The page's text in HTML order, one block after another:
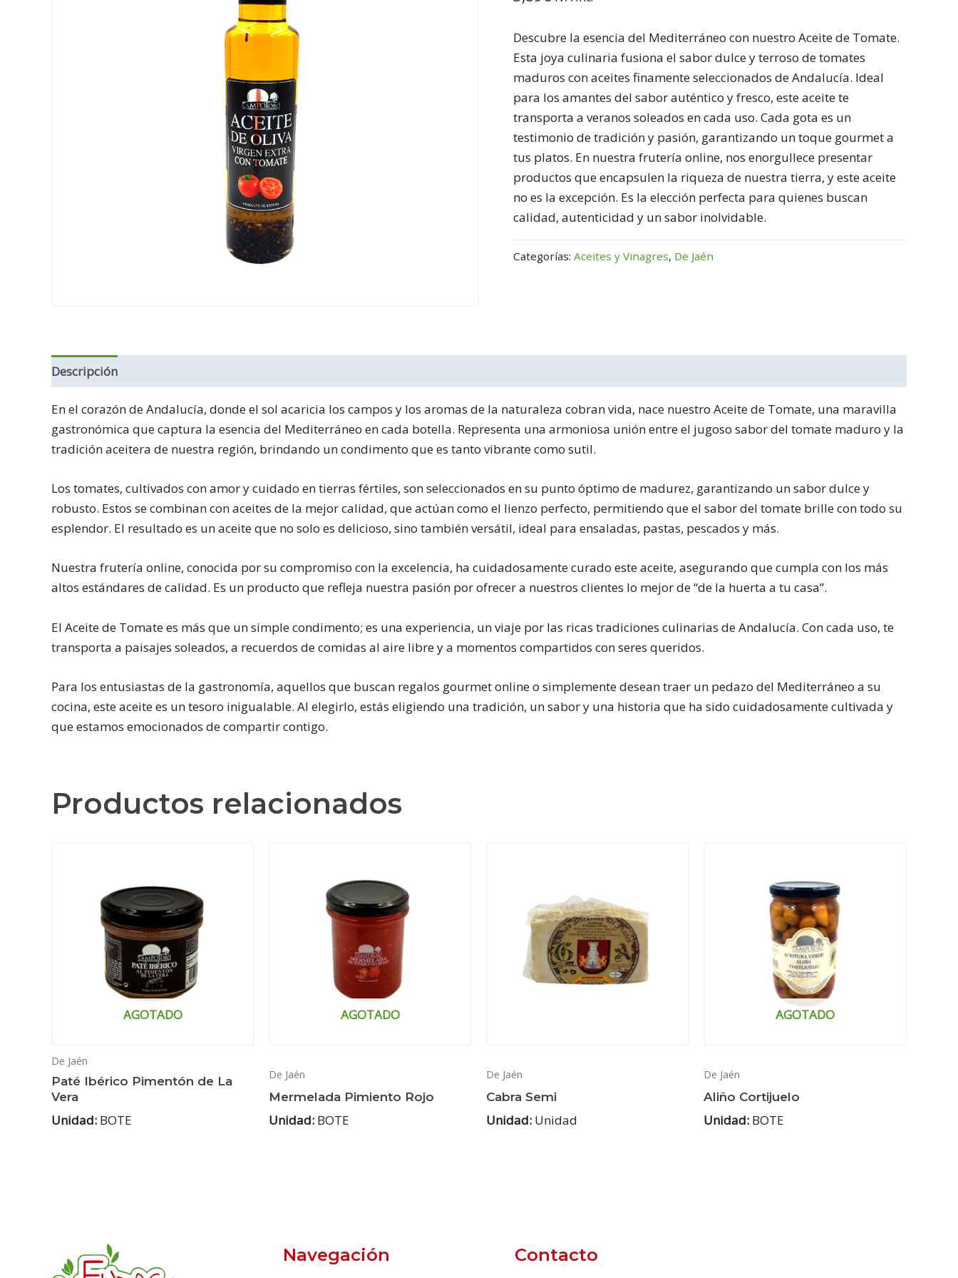
Descubre la esencia del Mediterráneo con nuestro Aceite de Tomate.
Esta joya culinaria fusiona el sabor dulce y terroso de tomates
maduros con aceites finamente seleccionados de Andalucía. Ideal
para los amantes del sabor auténtico y fresco, este aceite te
transporta a veranos soleados en cada uso. Cada gota es un
testimonio de tradición y pasión, garantizando un toque gourmet a
tus platos. En nuestra frutería online, nos enorgullece presentar
productos que encapsulen la riqueza de nuestra tierra, y este aceite
no es la excepción. Es la elección perfecta para quienes buscan
calidad, autenticidad y un sabor inolvidable.
Categorías: Aceites y Vinagres, De Jaén
Descripción
En el corazón de Andalucía, donde el sol acaricia los campos y los aromas de la naturaleza cobran vida, nace nuestro Aceite de Tomate, una maravilla
gastronómica que captura la esencia del Mediterráneo en cada botella. Representa una armoniosa unión entre el jugoso sabor del tomate maduro y la
tradición aceitera de nuestra región, brindando un condimento que es tanto vibrante como sutil.
Los tomates, cultivados con amor y cuidado en tierras fértiles, son seleccionados en su punto óptimo de madurez, garantizando un sabor dulce y
robusto. Estos se combinan con aceites de la mejor calidad, que actúan como el lienzo perfecto, permitiendo que el sabor del tomate brille con todo su
esplendor. El resultado es un aceite que no solo es delicioso, sino también versátil, ideal para ensaladas, pastas, pescados y más.
Nuestra frutería online, conocida por su compromiso con la excelencia, ha cuidadosamente curado este aceite, asegurando que cumpla con los más
altos estándares de calidad. Es un producto que refleja nuestra pasión por ofrecer a nuestros clientes lo mejor de “de la huerta a tu casa”.
El Aceite de Tomate es más que un simple condimento; es una experiencia, un viaje por las ricas tradiciones culinarias de Andalucía. Con cada uso, te
transporta a paisajes soleados, a recuerdos de comidas al aire libre y a momentos compartidos con seres queridos.
Para los entusiastas de la gastronomía, aquellos que buscan regalos gourmet online o simplemente desean traer un pedazo del Mediterráneo a su
cocina, este aceite es un tesoro inigualable. Al elegirlo, estás eligiendo una tradición, un sabor y una historia que ha sido cuidadosamente cultivada y
que estamos emocionados de compartir contigo.
Productos relacionados
AGOTADO
De Jaén
Paté Ibérico Pimentón de La
Vera
Unidad: BOTE
AGOTADO
De Jaén
Mermelada Pimiento Rojo
Unidad: BOTE
De Jaén
Cabra Semi
Unidad: Unidad
AGOTADO
De Jaén
Aliño Cortijuelo
Unidad: BOTE
Navegación Contacto